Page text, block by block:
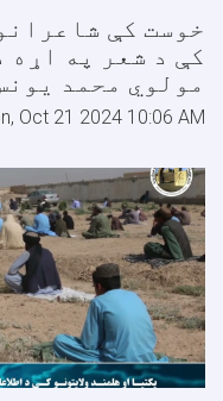
خوست کې
کې د شعر په اړه
مولوي محمد
Oct 21 2024 10:06 AM